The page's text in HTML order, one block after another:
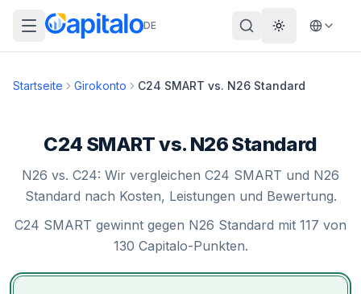
DE Theme
Startseite Girokonto C24 SMART vs. N26 Standard
C24 SMART vs. N26 Standard
N26 vs. C24: Wir vergleichen C24 SMART und N26
Standard nach Kosten, Leistungen und Bewertung.
C24 SMART gewinnt gegen N26 Standard mit 117 von
130 Capitalo-Punkten.